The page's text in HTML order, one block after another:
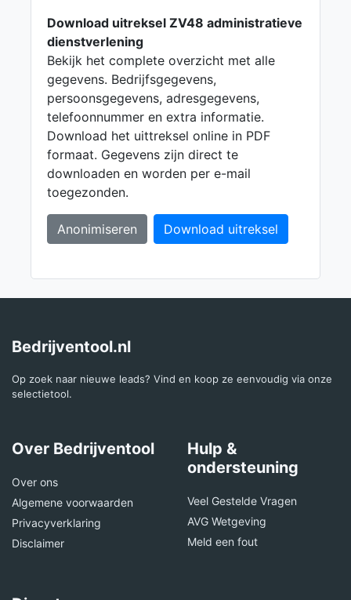
Download uitreksel ZV48 administratieve
dienstverlening
Bekijk het complete overzicht met alle
gegevens. Bedrijfsgegevens,
persoonsgegevens, adresgegevens,
telefoonnummer en extra informatie.
Download het uittreksel online in PDF
formaat. Gegevens zijn direct te
downloaden en worden per e-mail
toegezonden.
Anonimiseren Download uitreksel
Bedrijventool.nl
Op zoek naar nieuwe leads? Vind en koop ze eenvoudig via onze
selectietool.
Over Bedrijventool
Over ons
Algemene voorwaarden
Privacyverklaring
Disclaimer
Hulp &
ondersteuning
Veel Gestelde Vragen
AVG Wetgeving
Meld een fout